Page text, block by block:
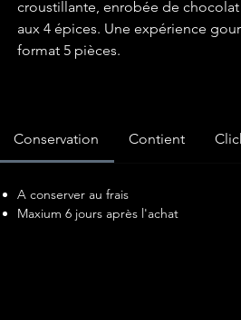
croustillante, enrobée de
aux 4 épices. Une expérience
format 5 pièces.
Conservation Contient
A conserver au frais
Maxium 6 jours après l'achat